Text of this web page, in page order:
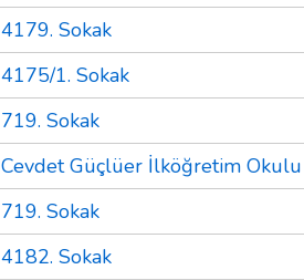
4179. Sokak
4175/1. Sokak
719. Sokak
Cevdet Güçlüer İlköğretim Okulu
719. Sokak
4182. Sokak